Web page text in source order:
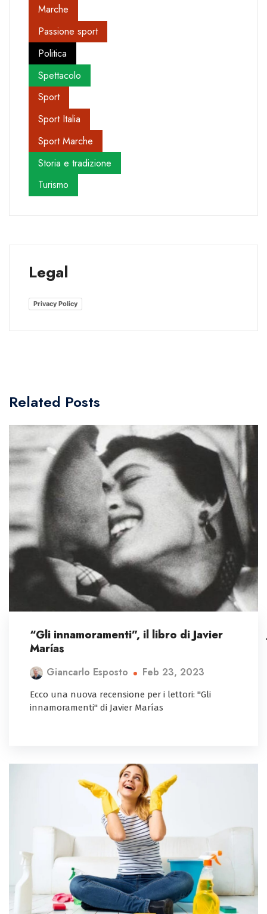
Marche
Passione sport
Politica
Spettacolo
Sport
Sport Italia
Sport Marche
Storia e tradizione
Turismo
Legal
Privacy Policy
Related Posts
“Gli innamoramenti”, il libro di Javier
Marías
Giancarlo Esposto Feb 23, 2023
Ecco una nuova recensione per i lettori: "Gli
innamoramenti" di Javier Marías